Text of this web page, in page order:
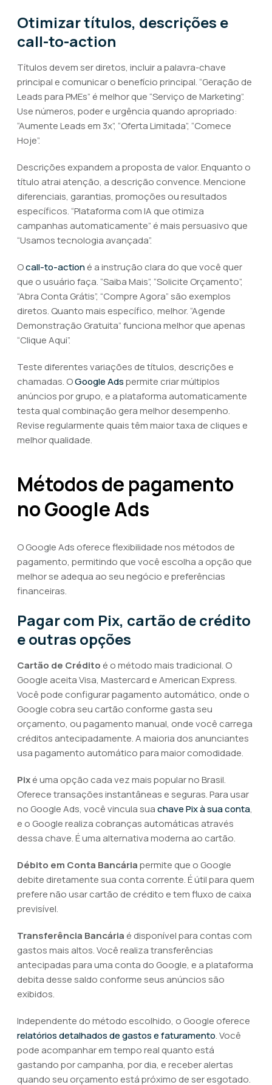
Otimizar títulos, descrições e
call-to-action
Títulos devem ser diretos, incluir a palavra-chave
principal e comunicar o benefício principal. “Geração de
Leads para PMEs” é melhor que “Serviço de Marketing”.
Use números, poder e urgência quando apropriado:
“Aumente Leads em 3x”, “Oferta Limitada”, “Comece
Hoje”.
Descrições expandem a proposta de valor. Enquanto o
título atrai atenção, a descrição convence. Mencione
diferenciais, garantias, promoções ou resultados
específicos. “Plataforma com IA que otimiza
campanhas automaticamente” é mais persuasivo que
“Usamos tecnologia avançada”.
Ocall-to-actioné a instrução clara do que você quer
que o usuário faça. “Saiba Mais”, “Solicite Orçamento”,
“Abra Conta Grátis”, “Compre Agora” são exemplos
diretos. Quanto mais específico, melhor. “Agende
Demonstração Gratuita” funciona melhor que apenas
“Clique Aqui”.
Teste diferentes variações de títulos, descrições e
chamadas. OGoogle Adspermite criar múltiplos
anúncios por grupo, e a plataforma automaticamente
testa qual combinação gera melhor desempenho.
Revise regularmente quais têm maior taxa de cliques e
melhor qualidade.
Métodos de pagamento
no Google Ads
O Google Ads oferece flexibilidade nos métodos de
pagamento, permitindo que você escolha a opção que
melhor se adequa ao seu negócio e preferências
financeiras.
Pagar com Pix, cartão de crédito
e outras opções
Cartão de Crédito é o método mais tradicional. O
Google aceita Visa, Mastercard e American Express.
Você pode configurar pagamento automático, onde o
Google cobra seu cartão conforme gasta seu
orçamento, ou pagamento manual, onde você carrega
créditos antecipadamente. A maioria dos anunciantes
usa pagamento automático para maior comodidade.
Pixé uma opção cada vez mais popular no Brasil.
Oferece transações instantâneas e seguras. Para usar
no Google Ads, você vincula suachave Pix à sua conta,
e o Google realiza cobranças automáticas através
dessa chave. É uma alternativa moderna ao cartão.
Débito em Conta Bancáriapermite que o Google
debite diretamente sua conta corrente. É útil para quem
prefere não usar cartão de crédito e tem fluxo de caixa
previsível.
Transferência Bancária é disponível para contas com
gastos mais altos. Você realiza transferências
antecipadas para uma conta do Google, e a plataforma
debita desse saldo conforme seus anúncios são
exibidos.
Independente do método escolhido, o Google oferece
relatórios detalhados de gastos e faturamento. Você
pode acompanhar em tempo real quanto está
gastando por campanha, por dia, e receber alertas
quando seu orçamento está próximo de ser esgotado.